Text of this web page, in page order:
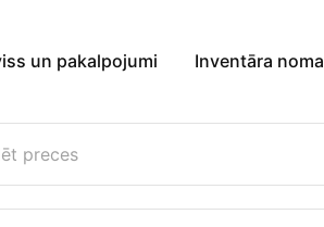
un pakalpojumi Inventāra noma